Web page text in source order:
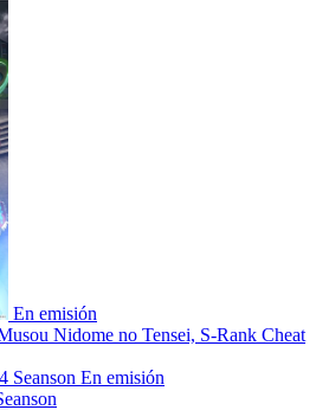
En emisión
Nidome no Tensei, S-Rank Cheat
En emisión